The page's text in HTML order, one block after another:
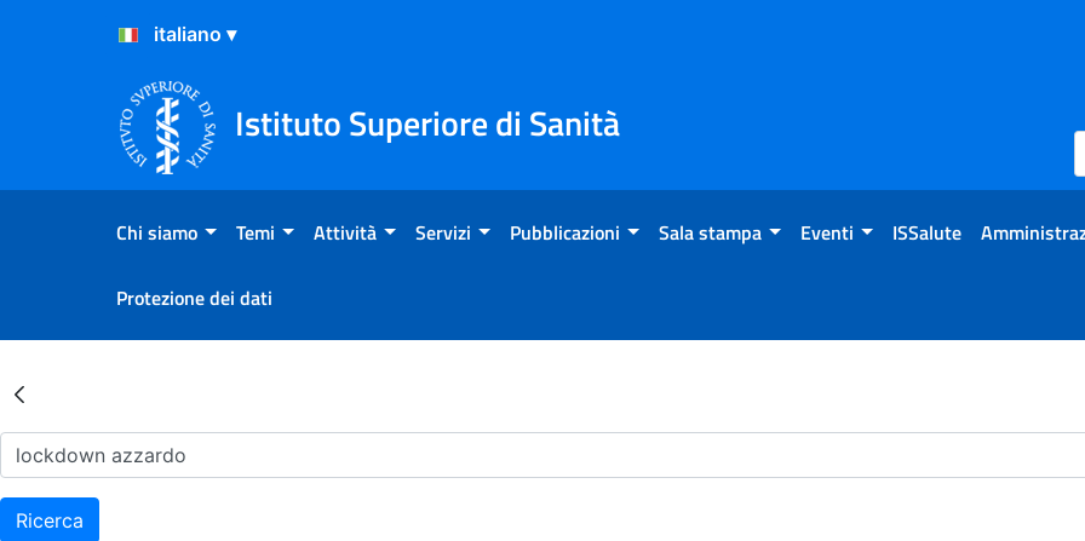
Salta al Contenuto
Salta al Footer
Istituto Superiore di Sanità
Chi siamo Temi Attività Servizi Pubblicazioni Sala stampa Eventi ISSalute
Protezione dei dati
Risultati della Ricerca - Archivio
Ricerca